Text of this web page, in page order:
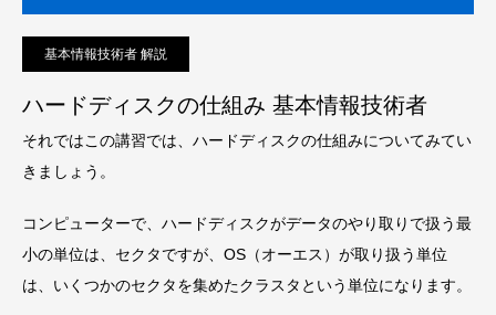
基本情報技術者 解説
ハードディスクの仕組み 基本情報技術者
それではこの講習では、ハードディスクの仕組みについてみてい
きましょう。
コンピューターで、ハードディスクがデータのやり取りで扱う最
小の単位は、セクタですが、OS（オーエス）が取り扱う単位
は、いくつかのセクタを集めたクラスタという単位になります。